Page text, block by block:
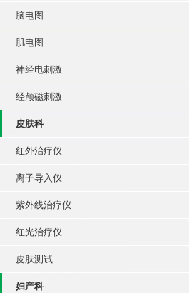
脑电图
肌电图
神经电刺激
经颅磁刺激
皮肤科
红外治疗仪
离子导入仪
紫外线治疗仪
红光治疗仪
皮肤测试
妇产科